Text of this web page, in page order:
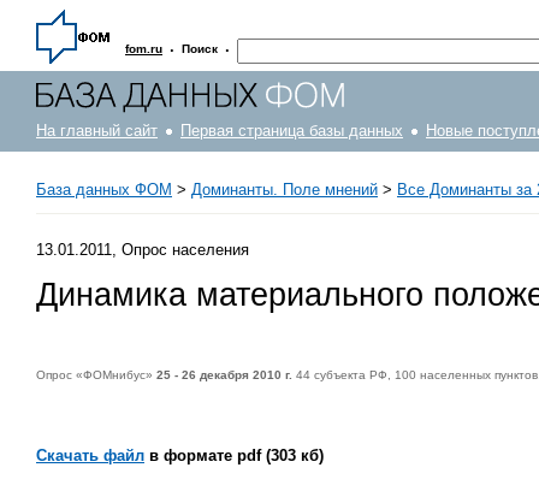
fom.ru · Поиск ·
На главный сайт Первая страница базы данных Новые
База данных ФОМ > Доминанты. Поле мнений > Все Доминанты за
13.01.2011, Опрос населения
Динамика материального
Опрос «ФОМнибус» 25 - 26 декабря 2010 г. 44 субъекта РФ, 100 населенных
Скачать файл в формате pdf (303 кб)